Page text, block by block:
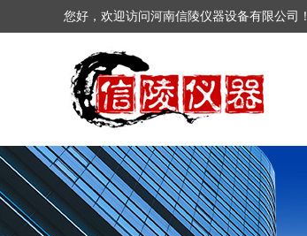
您好，欢迎访问河南信陵仪器设备有限公司！